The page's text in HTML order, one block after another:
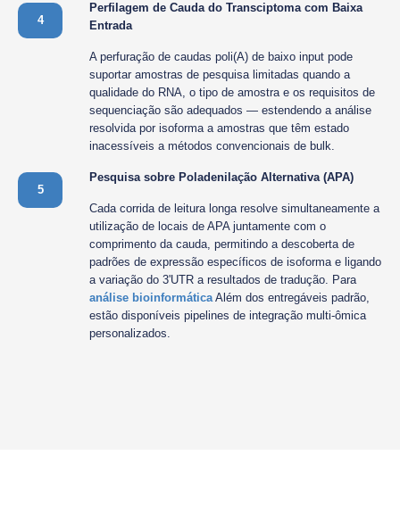
4
Perfilagem de Cauda do Transciptoma com Baixa
Entrada
A perfuração de caudas poli(A) de baixo input pode
suportar amostras de pesquisa limitadas quando a
qualidade do RNA, o tipo de amostra e os requisitos de
sequenciação são adequados — estendendo a análise
resolvida por isoforma a amostras que têm estado
inacessíveis a métodos convencionais de bulk.
5
Pesquisa sobre Poladenilação Alternativa (APA)
Cada corrida de leitura longa resolve simultaneamente a
utilização de locais de APA juntamente com o
comprimento da cauda, permitindo a descoberta de
padrões de expressão específicos de isoforma e ligando
a variação do 3'UTR a resultados de tradução. Para
análise bioinformáticaAlém dos entregáveis padrão,
estão disponíveis pipelines de integração multi-ômica
personalizados.